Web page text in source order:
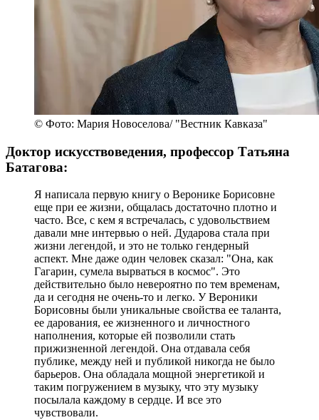
© Фото: Мария Новоселова/ "Вестник Кавказа"
Доктор искусствоведения, профессор Татьяна
Батагова:
Я написала первую книгу о Веронике Борисовне
еще при ее жизни, общалась достаточно плотно и
часто. Все, с кем я встречалась, с удовольствием
давали мне интервью о ней. Дударова стала при
жизни легендой, и это не только гендерный
аспект. Мне даже один человек сказал: "Она, как
Гагарин, сумела вырваться в космос". Это
действительно было невероятно по тем временам,
да и сегодня не очень-то и легко. У Вероники
Борисовны были уникальные свойства ее таланта,
ее дарования, ее жизненного и личностного
наполнения, которые ей позволили стать
прижизненной легендой. Она отдавала себя
публике, между ней и публикой никогда не было
барьеров. Она обладала мощной энергетикой и
таким погружением в музыку, что эту музыку
посылала каждому в сердце. И все это
чувствовали.